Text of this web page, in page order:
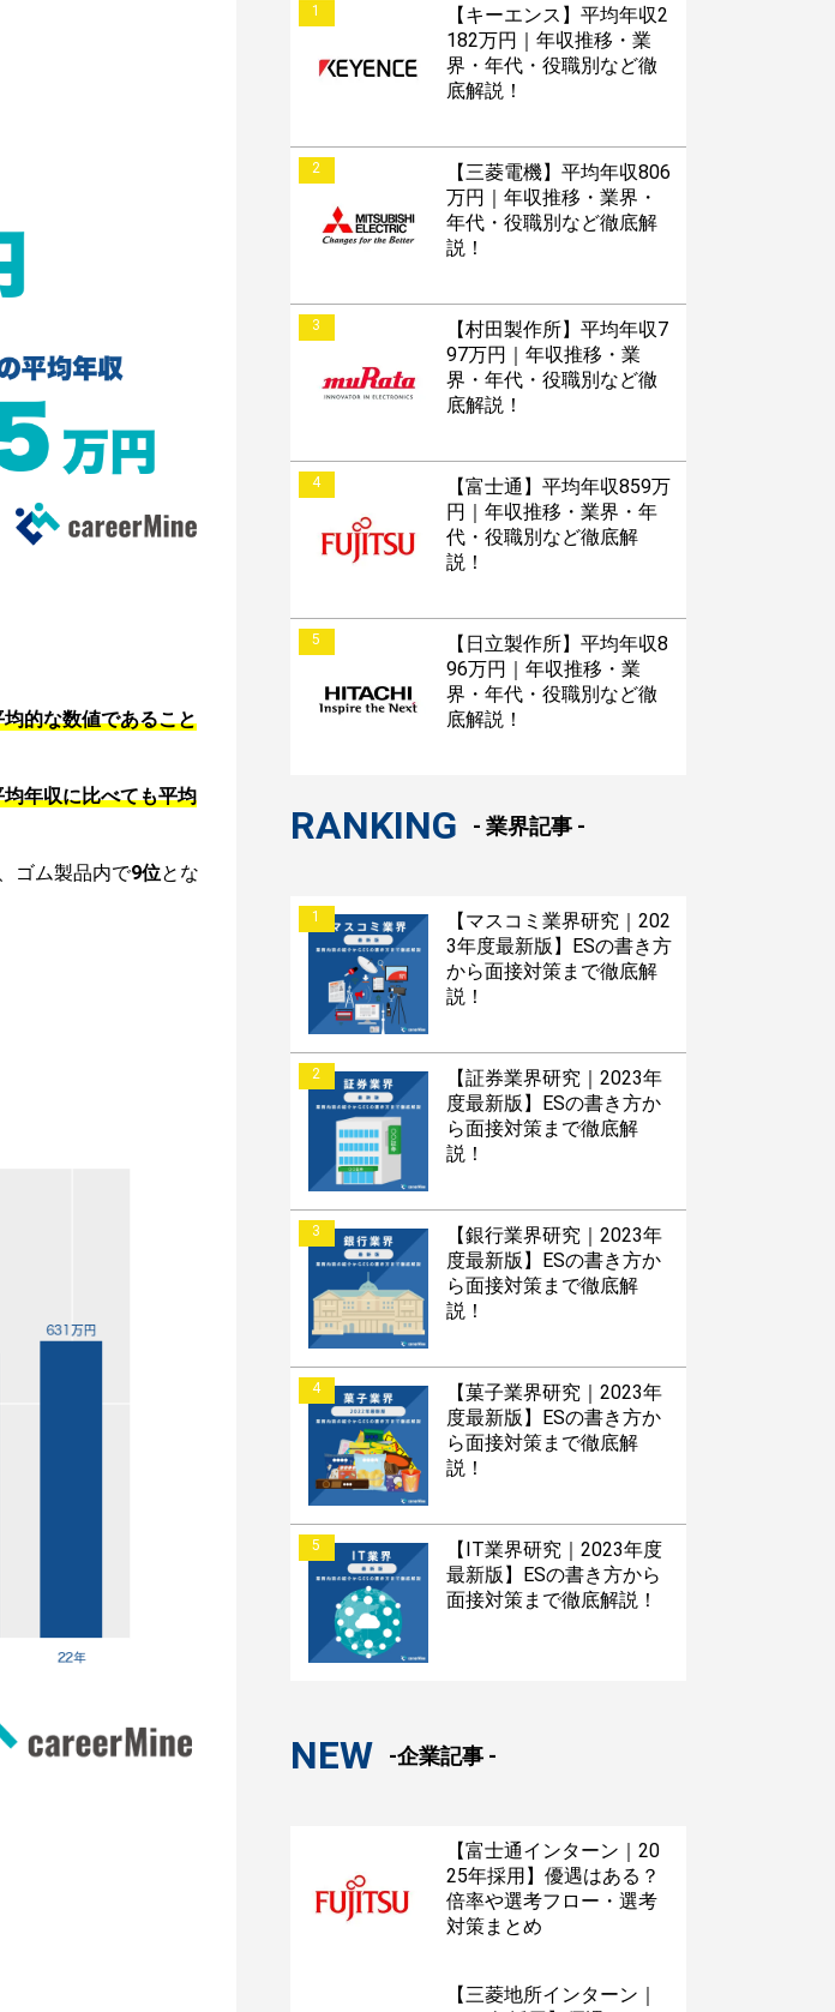
的な数値であること
年収に比べても平均
ゴム製品内で9位とな
1
【キーエンス】平均年収2
182万円｜年収推移・業
界・年代・役職別など徹
底解説！
2
【三菱電機】平均年収806
万円｜年収推移・業界・
年代・役職別など徹底解
説！
3
【村田製作所】平均年収7
97万円｜年収推移・業
界・年代・役職別など徹
底解説！
4
【富士通】平均年収859万
円｜年収推移・業界・年
代・役職別など徹底解
説！
5
【日立製作所】平均年収8
96万円｜年収推移・業
界・年代・役職別など徹
底解説！
RANKING - 業界記事 -
1
【マスコミ業界研究｜202
3年度最新版】ESの書き方
から面接対策まで徹底解
説！
2
【証券業界研究｜2023年
度最新版】ESの書き方か
ら面接対策まで徹底解
説！
3
【銀行業界研究｜2023年
度最新版】ESの書き方か
ら面接対策まで徹底解
説！
4
【菓子業界研究｜2023年
度最新版】ESの書き方か
ら面接対策まで徹底解
説！
5
【IT業界研究｜2023年度
最新版】ESの書き方から
面接対策まで徹底解説！
NEW -企業記事 -
【富士通インターン｜20
25年採用】優遇はある？
倍率や選考フロー・選考
対策まとめ
【三菱地所インターン｜